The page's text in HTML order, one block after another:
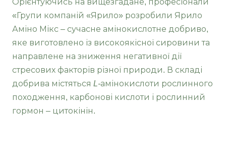
Орієнтуючись на вищезгадане, професіонали
«Групи компаній «Ярило» розробили Ярило
Аміно Мікс – сучасне амінокислотне добриво,
яке виготовлено із високоякісної сировини та
направлене на зниження негативної дії
стресових факторів різної природи. В складі
добрива містяться L-амінокислоти рослинного
походження, карбонові кислоти і рослинний
гормон – цитокінін.